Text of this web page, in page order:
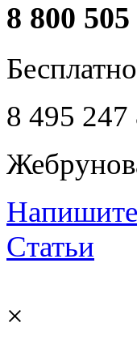
8 800
8 495 247
Статьи
×